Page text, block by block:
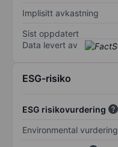
Implisitt avkastning
Sist oppdatert
Data levert av
ESG-risiko
ESG risikovurdering
Environmental vurdering